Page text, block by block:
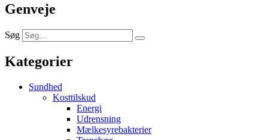
Genveje
Søg
Kategorier
Sundhed
Kosttilskud
Energi
Udrensning
Mælkesyrebakterier